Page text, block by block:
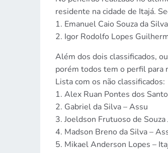
residente na cidade de Itajá.
1. Emanuel Caio Souza da
2. Igor Rodolfo Lopes
Além dos dois classificados,
porém todos tem o perfil para
Lista com os não classificados:
1. Alex Ruan Pontes dos
2. Gabriel da Silva – Assu
3. Joeldson Frutuoso de Souza
4. Madson Breno da Silva –
5. Mikael Anderson Lopes –